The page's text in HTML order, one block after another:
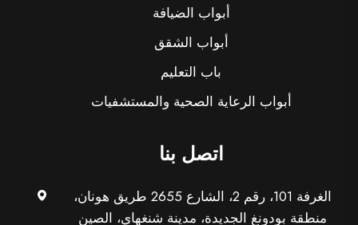
أبواب الضيافة
أبواب الشقق
باب التعليم
أبواب الرعاية الصحية والمستشفيات
اتصل بنا
الغرفة 101، رقم 2، الشارع 2655 طريق هونان،
منطقة بودونغ الجديدة، مدينة شنغهاي، الصين